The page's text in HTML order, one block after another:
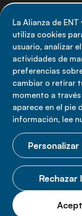
La Alianza de
utiliza cookies
usuario, analizar
actividades de
preferencias
cambiar o retirar
momento a
aparece en el pie
información, lee
Rechazar
Suscríbete
Todos